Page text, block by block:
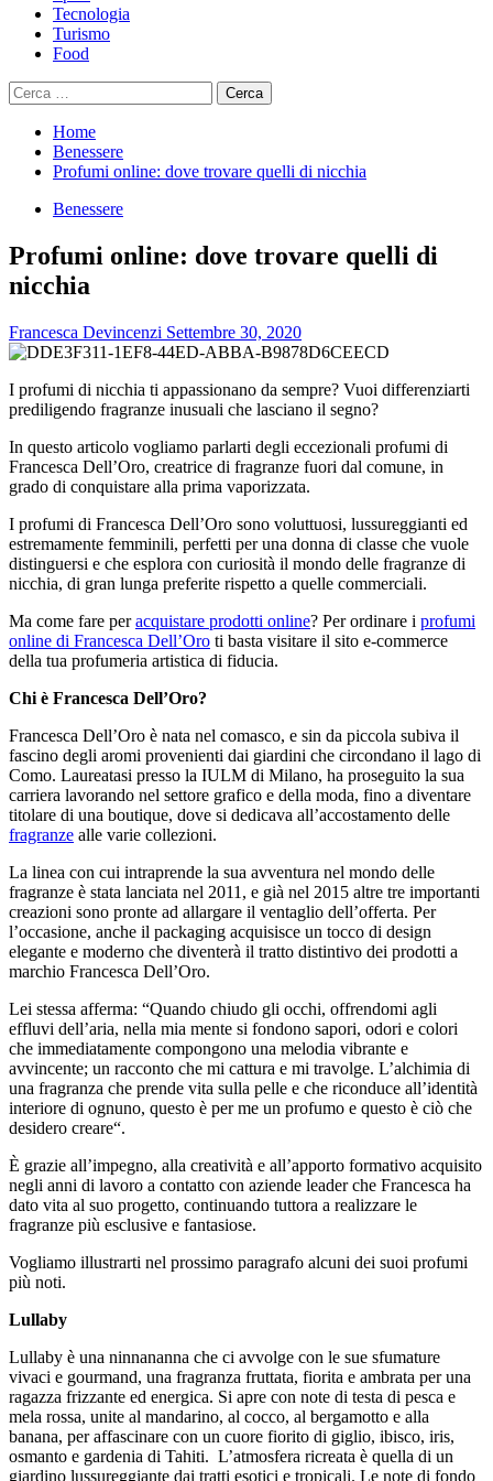
Tecnologia
Turismo
Food
Ricerca
per:
Home
Benessere
Profumi online: dove trovare quelli di nicchia
Benessere
Profumi online: dove trovare quelli di
nicchia
Francesca Devincenzi Settembre 30, 2020
I profumi di nicchia ti appassionano da sempre? Vuoi differenziarti
prediligendo fragranze inusuali che lasciano il segno?
In questo articolo vogliamo parlarti degli eccezionali profumi di
Francesca Dell’Oro, creatrice di fragranze fuori dal comune, in
grado di conquistare alla prima vaporizzata.
I profumi di Francesca Dell’Oro sono voluttuosi, lussureggianti ed
estremamente femminili, perfetti per una donna di classe che vuole
distinguersi e che esplora con curiosità il mondo delle fragranze di
nicchia, di gran lunga preferite rispetto a quelle commerciali.
Ma come fare peracquistare prodotti online? Per ordinare i profumi
online di Francesca Dell’Oro ti basta visitare il sito e-commerce
della tua profumeria artistica di fiducia.
Chi è Francesca Dell’Oro?
Francesca Dell’Oro è nata nel comasco, e sin da piccola subiva il
fascino degli aromi provenienti dai giardini che circondano il lago di
Como. Laureatasi presso la IULM di Milano, ha proseguito la sua
carriera lavorando nel settore grafico e della moda, fino a diventare
titolare di una boutique, dove si dedicava all’accostamento delle
fragranze alle varie collezioni.
La linea con cui intraprende la sua avventura nel mondo delle
fragranze è stata lanciata nel 2011, e già nel 2015 altre tre importanti
creazioni sono pronte ad allargare il ventaglio dell’offerta. Per
l’occasione, anche il packaging acquisisce un tocco di design
elegante e moderno che diventerà il tratto distintivo dei prodotti a
marchio Francesca Dell’Oro.
Lei stessa afferma: “Quando chiudo gli occhi, offrendomi agli
effluvi dell’aria, nella mia mente si fondono sapori, odori e colori
che immediatamente compongono una melodia vibrante e
avvincente; un racconto che mi cattura e mi travolge. L’alchimia di
una fragranza che prende vita sulla pelle e che riconduce all’identità
interiore di ognuno, questo è per me un profumo e questo è ciò che
desidero creare“.
È grazie all’impegno, alla creatività e all’apporto formativo acquisito
negli anni di lavoro a contatto con aziende leader che Francesca ha
dato vita al suo progetto, continuando tuttora a realizzare le
fragranze più esclusive e fantasiose.
Vogliamo illustrarti nel prossimo paragrafo alcuni dei suoi profumi
più noti.
Lullaby
Lullaby è una ninnananna che ci avvolge con le sue sfumature
vivaci e gourmand, una fragranza fruttata, fiorita e ambrata per una
ragazza frizzante ed energica. Si apre con note di testa di pesca e
mela rossa, unite al mandarino, al cocco, al bergamotto e alla
banana, per affascinare con un cuore fiorito di giglio, ibisco, iris,
osmanto e gardenia di Tahiti. L’atmosfera ricreata è quella di un
giardino lussureggiante dai tratti esotici e tropicali. Le note di fondo